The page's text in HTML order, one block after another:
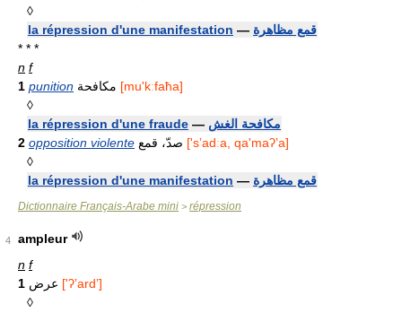
◊
la répression d'une manifestation — قمع مظاهرة
* * *
n f
1 punition
[mu'kːfaћa]
◊
la répression d'une fraude — مكافحة الغش
2 opposition violente
['sʼadːa, qa'maʔʼa]
◊
la répression d'une manifestation — قمع مظاهرة
Dictionnaire Français-Arabe mini > répression
4
ampleur
n f
1
['ʔʼardʼ]
◊